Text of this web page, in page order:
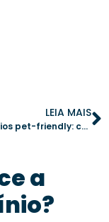
LEIA MAIS
Condomínios pet-friendly: como definir normas para convivência saudável
a